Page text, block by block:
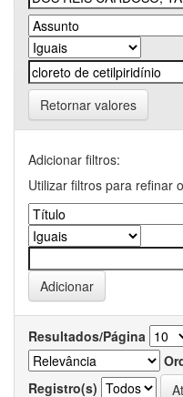
Retornar valores
Adicionar filtros:
Utilizar filtros para refinar
Resultados/Página
Registro(s)